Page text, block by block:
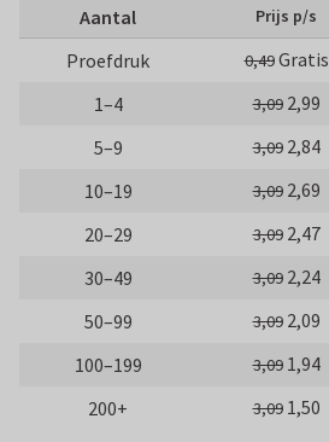
Aantal Prijs p/s
Proefdruk 0,49Gratis
1–4
3,09 2,99
5–9
3,09 2,84
10–19
3,09 2,69
20–29
3,09 2,47
30–49
3,09 2,24
50–99
3,09 2,09
100–199
3,09 1,94
200+
3,09 1,50